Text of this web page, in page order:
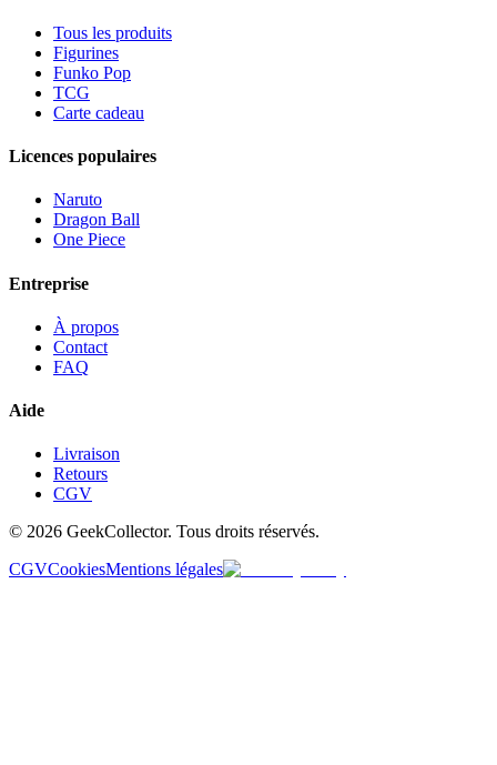
Tous les produits
Figurines
Funko Pop
TCG
Carte cadeau
Licences populaires
Naruto
Dragon Ball
One Piece
Entreprise
À propos
Contact
FAQ
Aide
Livraison
Retours
CGV
© 2026 GeekCollector. Tous droits réservés.
CGVCookiesMentions légales